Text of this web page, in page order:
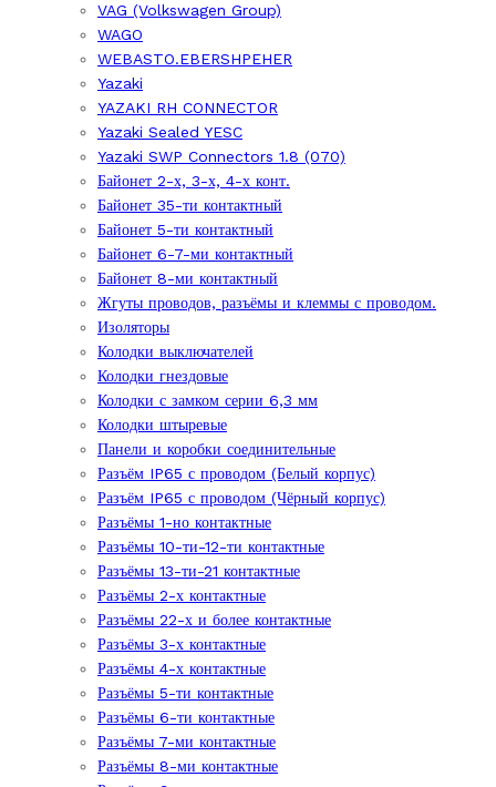
VAG (Volkswagen Group)
WAGO
WEBASTO.EBERSHPEHER
Yazaki
YAZAKI RH CONNECTOR
Yazaki Sealed YESC
Yazaki SWP Connectors 1.8 (070)
Байонет 2-х, 3-х, 4-х конт.
Байонет 35-ти контактный
Байонет 5-ти контактный
Байонет 6-7-ми контактный
Байонет 8-ми контактный
Жгуты проводов, разъёмы и клеммы с проводом.
Изоляторы
Колодки выключателей
Колодки гнездовые
Колодки с замком серии 6,3 мм
Колодки штыревые
Панели и коробки соединительные
Разъём IP65 с проводом (Белый корпус)
Разъём IP65 с проводом (Чёрный корпус)
Разъёмы 1-но контактные
Разъёмы 10-ти-12-ти контактные
Разъёмы 13-ти-21 контактные
Разъёмы 2-х контактные
Разъёмы 22-х и более контактные
Разъёмы 3-х контактные
Разъёмы 4-х контактные
Разъёмы 5-ти контактные
Разъёмы 6-ти контактные
Разъёмы 7-ми контактные
Разъёмы 8-ми контактные